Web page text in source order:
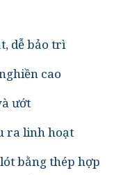
dễ bảo trì
cao
ướt
ra linh hoạt
bằng thép hợp